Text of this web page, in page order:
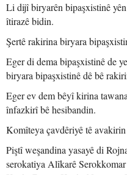
Li dijî biryarên bipaşxistinê
îtirazê bidin.
Şertê rakirina biryara
Eger di dema bipaşxistinê de
biryara bipaşxistinê dê bê
Eger ev dem bêyî kirina
înfazkirî bê hesibandin.
Komîteya çavdêriyê tê avakirin
Piştî weşandina yasayê di
serokatiya Alîkarê